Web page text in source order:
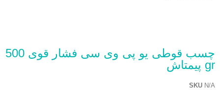
چسب قوطی یو پی وی سی فشار قوی 500
gr پیمتاش
SKU N/A